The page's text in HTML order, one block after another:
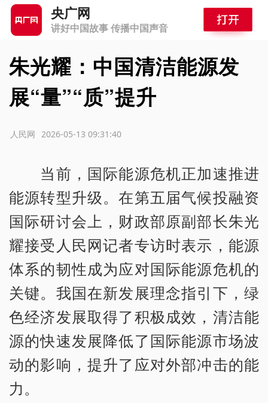
央广网
讲好中国故事 传播中国声音
朱光耀：中国清洁能源发
展“量”“质”提升
2026-05-13 09:31:40
人民网
当前，国际能源危机正加速推进
能源转型升级。在第五届气候投融资
国际研讨会上，财政部原副部长朱光
耀接受人民网记者专访时表示，能源
体系的韧性成为应对国际能源危机的
关键。我国在新发展理念指引下，绿
色经济发展取得了积极成效，清洁能
源的快速发展降低了国际能源市场波
动的影响，提升了应对外部冲击的能
力。